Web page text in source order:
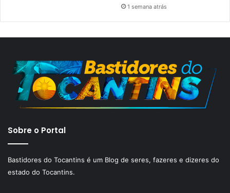
1 semana atrás
Sobre o Portal
Bastidores do Tocantins é um Blog de seres, fazeres e dizeres do
estado do Tocantins.